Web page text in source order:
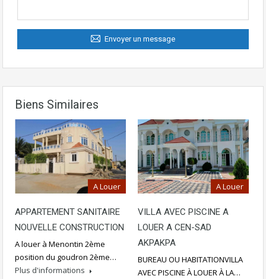
Envoyer un message
Biens Similaires
A Louer
APPARTEMENT SANITAIRE
NOUVELLE CONSTRUCTION
A louer à Menontin 2ème
position du goudron 2ème…
Plus d'informations
A Louer
VILLA AVEC PISCINE A
LOUER A CEN-SAD
AKPAKPA
BUREAU OU HABITATIONVILLA
AVEC PISCINE À LOUER À LA…